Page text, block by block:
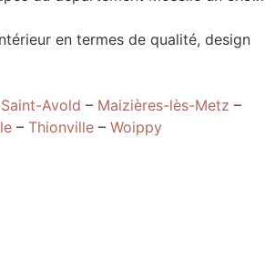
en termes de qualité, design
Avold – Maizières-lès-Metz –
– Thionville – Woippy